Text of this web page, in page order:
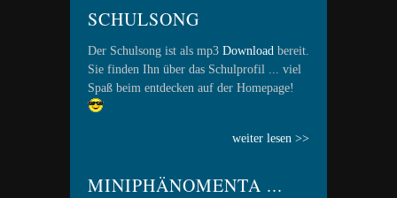
SCHULSONG
Der Schulsong ist als mp3 Download bereit.
Sie finden Ihn über das Schulprofil ... viel
Spaß beim entdecken auf der Homepage!
weiter lesen >>
MINIPHÄNOMENTA ...